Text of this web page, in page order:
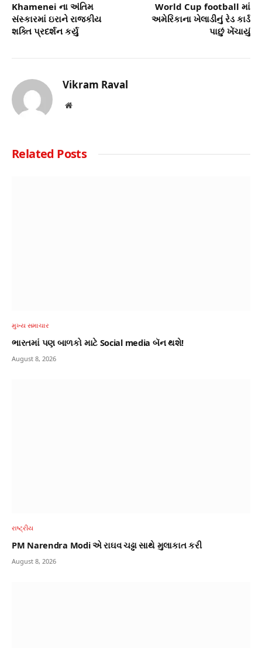
Khamenei ના અંતિમ
સંસ્કારમાં ઇરાને રાજકીય
શક્તિ પ્રદર્શન કર્યુ
World Cup football માં
અમેરિકાના ખેલાડીનું રેડ કાર્ડ
પાછું ખેંચાયું
Vikram Raval
Website
Related Posts
મુખ્ય સમાચાર
ભારતમાં પણ બાળકો માટે Social media બૅન થશે!
August 8, 2026
રાષ્ટ્રીય
PM Narendra Modi એ રાઘવ ચઢ્ઢા સાથે મુલાકાત કરી
August 8, 2026